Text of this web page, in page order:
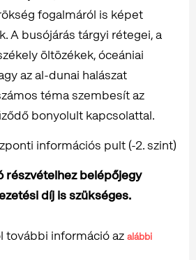
fogalmáról is képet
A busójárás tárgyi rétegei, a
öltözékek, óceániai
az al-dunai halászat
téma szembesít az
bonyolult kapcsolattal.
információs pult (-2. szint)
részvételhez belépőjegy
díj is szükséges.
további információ az alábbi